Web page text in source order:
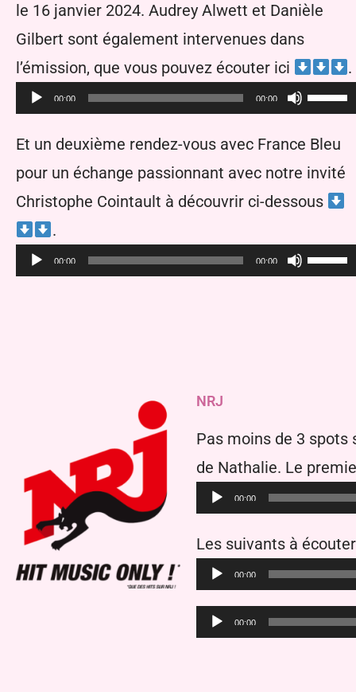
le 16 janvier 2024. Audrey Alwett et Danièle
Gilbert sont également intervenues dans
l’émission, que vous pouvez écouter ici
.
00:00 00:00
Utilisez
flèches
haut/
pour
ou
Et un deuxième rendez-vous avec France Bleu
pour un échange passionnant avec notre invité
Christophe Cointault à découvrir ci-dessous
.Lecteur
audio
00:00 00:00
Utilisez
le
NRJ
Pas moins de 3 spots
de Nathalie. Le
00:00
Les suivants à
00:00
Lecteur
00:00